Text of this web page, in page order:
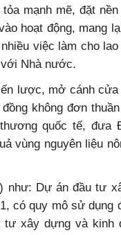
mạnh mẽ, đặt
hoạt động, mang
việc làm cho
Nhà nước.
lược, mở cánh
không đơn
quốc tế, đưa
vùng nguyên liệu
như: Dự án đầu tư
có quy mô sử dụng
xây dựng và kinh